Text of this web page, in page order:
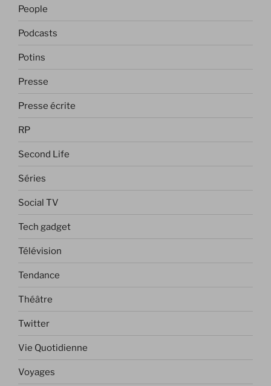
People
Podcasts
Potins
Presse
Presse écrite
RP
Second Life
Séries
Social TV
Tech gadget
Télévision
Tendance
Théâtre
Twitter
Vie Quotidienne
Voyages